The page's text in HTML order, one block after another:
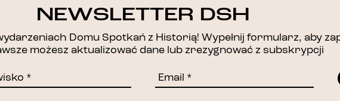
DZIĘKUJEMY!
NEWSLETTER DSH
Domu Spotkań z Historią! Wypełnij formularz, aby
możesz aktualizować dane lub zrezygnować z subskrypcji